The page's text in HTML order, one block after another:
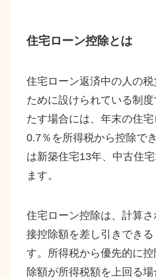
住宅ローン控除とは
住宅ローン返済中の人の
ために設けられている制
たす場合には、年末の住
0.7％を所得税から控除で
は新築住宅13年、中古住
ます。
住宅ローン控除は、計算
接控除額を差し引きでき
す。所得税から優先的に
除額が所得税額を上回る